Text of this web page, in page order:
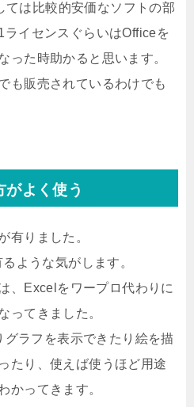
は比較的安価なソフトの部
イセンスぐらいはOfficeを
った時助かると思います。
も販売されているわけでも
よく使う
有りました。
ような気がします。
、Excelをワープロ代わりに
ってきました。
ラフを表示できたり絵を描
たり、使えば使うほど用途
かってきます。